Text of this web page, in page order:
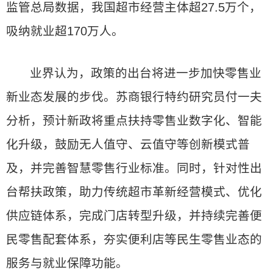
监管总局数据，我国超市经营主体超27.5万个，
吸纳就业超170万人。
业界认为，政策的出台将进一步加快零售业
新业态发展的步伐。苏商银行特约研究员付一夫
分析，预计新政将重点扶持零售业数字化、智能
化升级，鼓励无人值守、云值守等创新模式普
及，并完善智慧零售行业标准。同时，针对性出
台帮扶政策，助力传统超市革新经营模式、优化
供应链体系，完成门店转型升级，并持续完善便
民零售配套体系，夯实便利店等民生零售业态的
服务与就业保障功能。